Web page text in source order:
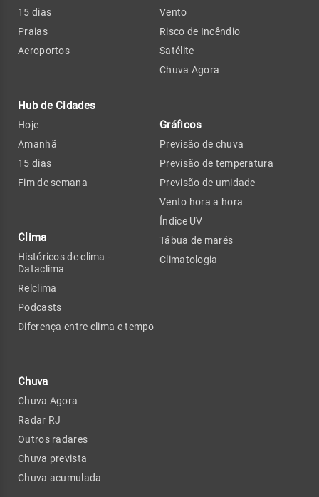
15 dias
Praias
Aeroportos
Hub de Cidades
Hoje
Amanhã
15 dias
Fim de semana
Clima
Históricos de clima -
Dataclima
Relclima
Podcasts
Diferença entre clima e tempo
Chuva
Chuva Agora
Radar RJ
Outros radares
Chuva prevista
Chuva acumulada
Vento
Risco de Incêndio
Satélite
Chuva Agora
Gráficos
Previsão de chuva
Previsão de temperatura
Previsão de umidade
Vento hora a hora
Índice UV
Tábua de marés
Climatologia